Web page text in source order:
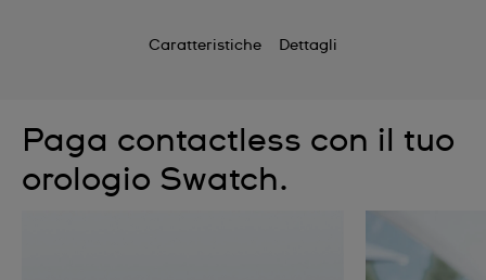
Caratteristiche Dettagli
Paga contactless con il tuo
orologio Swatch.